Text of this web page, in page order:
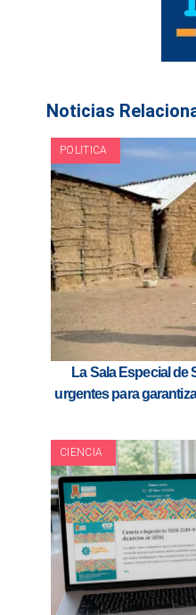
Noticias
POLITICA
La Sala Especial
urgentes para
CIENCIA